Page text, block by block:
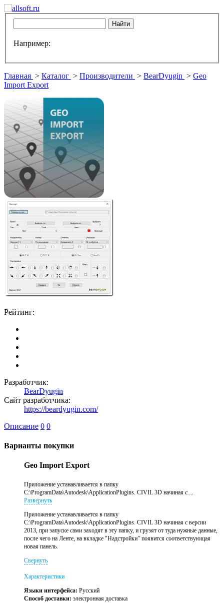
Например:
Главная > Каталог > Производители > BearDyugin > Geo
Import Export
Рейтинг:
Разработчик:
BearDyugin
Сайт разработчика:
https://beardyugin.com/
Описание 0 0
Варианты покупки
Geo Import Export
Приложение устанавливается в папку
C:\ProgramData\Autodesk\ApplicationPlugins. CIVIL 3D начиная с ...
Развернуть
Приложение устанавливается в папку
C:\ProgramData\Autodesk\ApplicationPlugins. CIVIL 3D начиная с версии
2013, при запуске сами заходят в эту папку, и грузят от туда нужные данные,
после чего на Ленте, на вкладке "Надстройки" появится соответствующая
новая панель.
Свернуть
Характеристики
Языки интерфейса: Русский
Способ доставки: электронная доставка